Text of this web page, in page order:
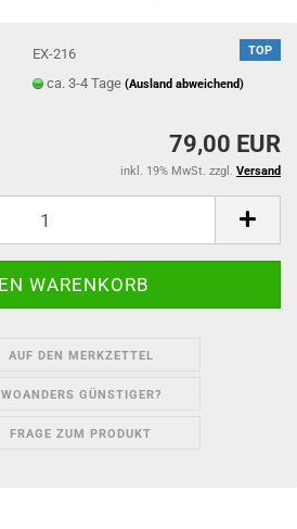
TOP
EX-216
ca. 3-4 Tage(Ausland abweichend)
79,00 EUR
inkl. 19% MwSt. zzgl. Versand
AUF DEN MERKZETTEL
WOANDERS GÜNSTIGER?
FRAGE ZUM PRODUKT